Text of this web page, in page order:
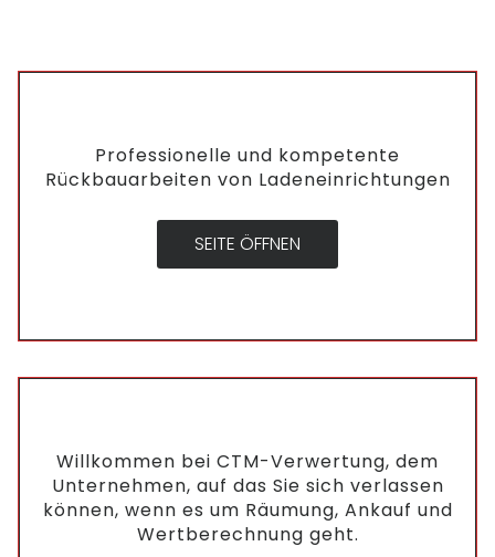
Professionelle und kompetente
Rückbauarbeiten von Ladeneinrichtungen
SEITE ÖFFNEN
Willkommen bei CTM-Verwertung, dem
Unternehmen, auf das Sie sich verlassen
können, wenn es um Räumung, Ankauf und
Wertberechnung geht.